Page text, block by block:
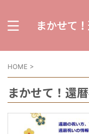
HOME >
まかせて！還